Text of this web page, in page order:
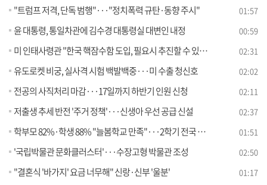
"트럼프 저격, 단독 범행"···"정치폭력 규탄·동향 주시" 01:57
윤 대통령, 통일차관에 김수경 대통령실 대변인 내정 00:59
미 인태사령관 "한국 핵잠수함 도입, 필요시 추진할 수 있어" 02:31
유도로켓 비궁, 실사격 시험 백발백중···미 수출 청신호 02:02
전공의 사직처리 마감···17일까지 하반기 인원 신청 02:11
저출생 추세 반전 '주거 정책'···신생아 우선 공급 신설 02:37
학부모 82%·학생 88% "늘봄학교 만족"···2학기 전국 도입 01:51
'국립박물관 문화클러스터'···수장고형 박물관 조성 02:50
"결혼식 '바가지' 요금 너무해" 신랑·신부 '울분' 01:17